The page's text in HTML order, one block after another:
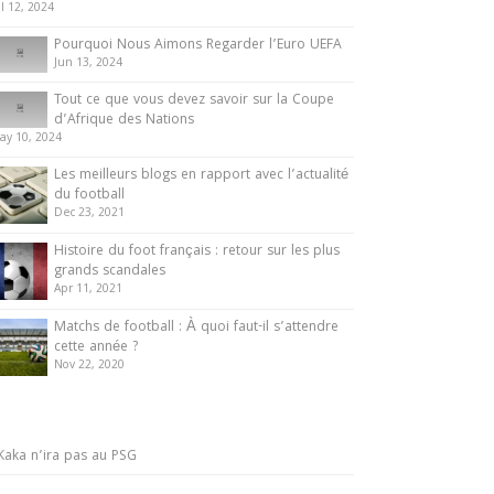
12, 2024
Pourquoi Nous Aimons Regarder l’Euro UEFA
Jun 13, 2024
Tout ce que vous devez savoir sur la Coupe
d’Afrique des Nations
10, 2024
Les meilleurs blogs en rapport avec l’actualité
du football
Dec 23, 2021
Histoire du foot français : retour sur les plus
grands scandales
Apr 11, 2021
Matchs de football : À quoi faut-il s’attendre
cette année ?
Nov 22, 2020
n’ira pas au PSG